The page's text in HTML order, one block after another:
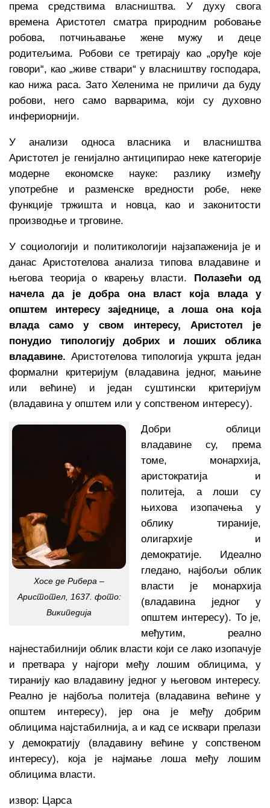
према средствима власништва. У духу свога
времена Аристотел сматра природним робовање
робова, потчињавање жене мужу и деце
родитељима. Робови се третирају као „оруђе које
говори“, као „живе ствари“ у власништву господара,
као нижа раса. Зато Хеленима не приличи да буду
робови, него само варварима, који су духовно
инфериорнији.
У анализи односа власника и власништва
Аристотел је генијално антиципирао неке категорије
модерне економске науке: разлику између
употребне и разменске вредности робе, неке
функције тржишта и новца, као и законитости
производње и трговине.
У социологији и политикологији најзапаженија је и
данас Аристотелова анализа типова владавине и
његова теорија о кварењу власти. Полазећи од
начела да је добра она власт која влада у
општем интересу заједнице, а лоша она која
влада само у свом интересу, Аристотел је
понудио типологију добрих и лоших облика
владавине. Аристотелова типологија укршта један
формални критеријум (владавина једног, мањине
или већине) и један суштински критеријум
(владавина у општем или у сопственом интересу).
Хосе де Рибера –
Аристотел, 1637. фото:
Википедија
Добри облици
владавине су, према
томе, монархија,
аристократија и
политеја, а лоши су
њихова изопачења у
облику тираније,
олигархије и
демократије. Идеално
гледано, најбољи облик
власти је монархија
(владавина једног у
општем интересу). То је,
међутим, реално
најнестабилнији облик власти који се лако изопачује
и претвара у најгори међу лошим облицима, у
тиранију као владавину једног у његовом интересу.
Реално је најбоља политеја (владавина већине у
општем интересу), јер она је међу добрим
облицима најстабилнија, а и кад се исквари прелази
у демократију (владавину већине у сопственом
интересу), која је најмање лоша међу лошим
облицима власти.
извор: Царса